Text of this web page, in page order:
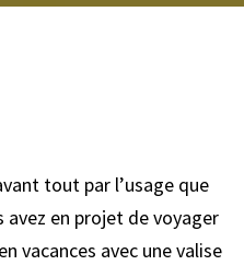
tout par l’usage que
avez en projet de voyager
vacances avec une valise